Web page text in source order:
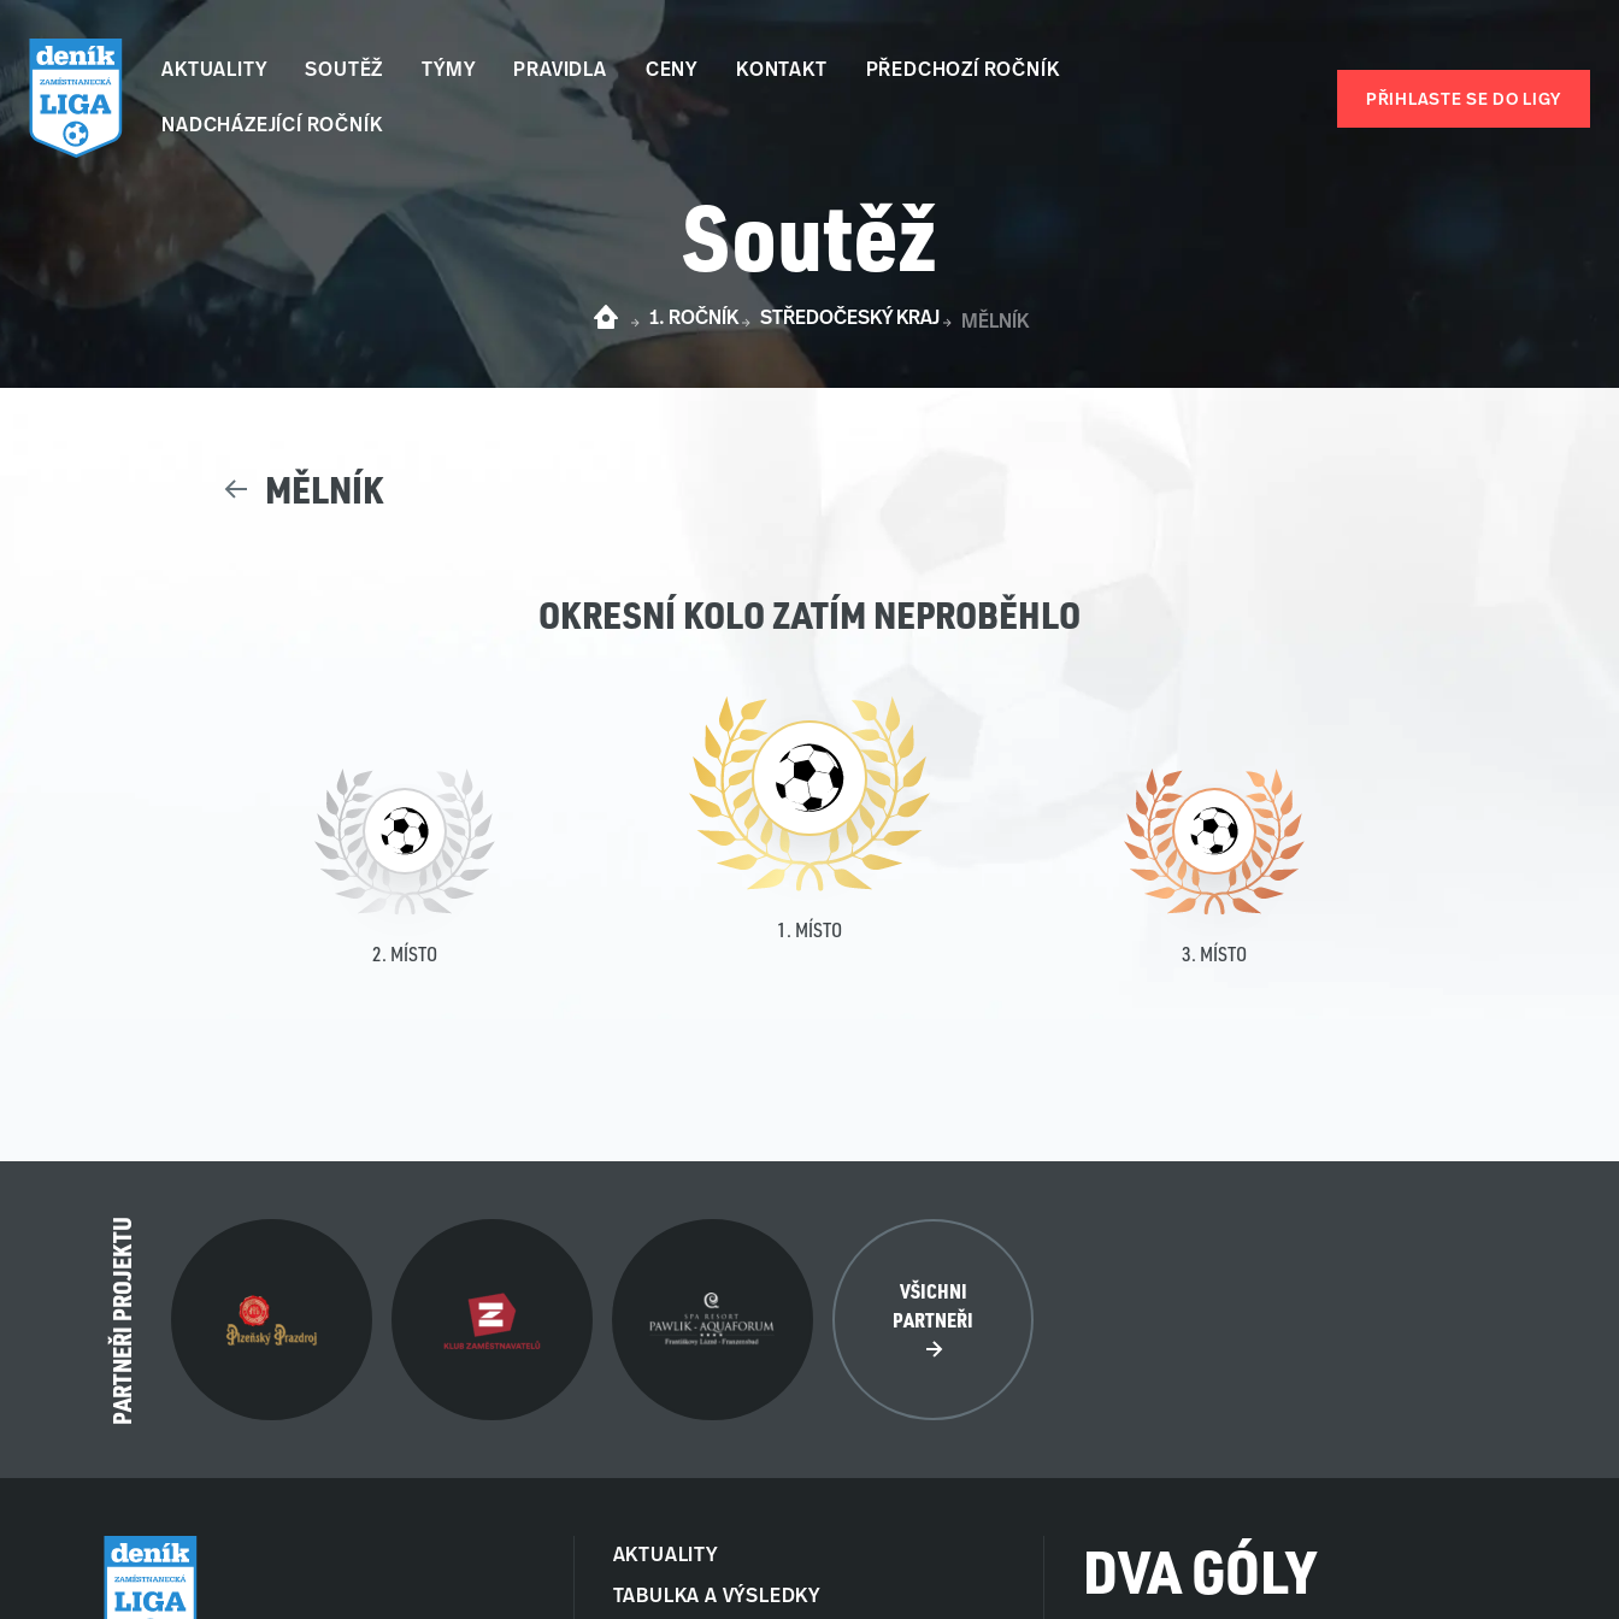
AKTUALITY SOUTĚŽ TÝMY PRAVIDLA CENY KONTAKT PŘEDCHOZÍ ROČNÍK
NADCHÁZEJÍCÍ ROČNÍK
PŘIHLASTE SE DO LIGY
Soutěž
1. ROČNÍK STŘEDOČESKÝ KRAJ MĚLNÍK
MĚLNÍK
OKRESNÍ KOLO ZATÍM NEPROBĚHLO
1. MÍSTO
2. MÍSTO
3. MÍSTO
PARTNEŘI PROJEKTU
VŠICHNI
PARTNEŘI
AKTUALITY
TABULKA A VÝSLEDKY
DVA GÓLY